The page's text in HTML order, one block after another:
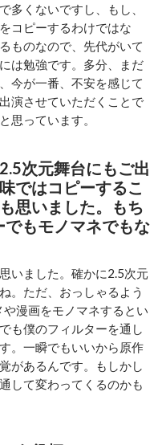
多くないですし、もし、
コピーするわけではな
ものなので、先代がいて
は勉強です。多分、まだ
今が一番、不安を感じて
演させていただくことで
思っています。
次元舞台にもご出
ではコピーするこ
思いました。もち
もモノマネでもな
いました。確かに2.5次元
。ただ、おっしゃるよう
漫画をモノマネするとい
も僕のフィルターを通し
。一瞬でもいいから原作
があるんです。もしかし
して変わってくるのかも